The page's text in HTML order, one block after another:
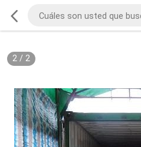
2/ 2